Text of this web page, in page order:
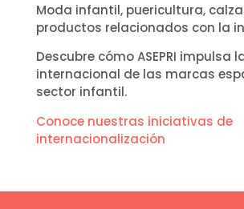
Moda infantil, puericultura,
productos relacionados con la
Descubre cómo ASEPRI impulsa
internacional de las marcas
sector infantil.
Conoce nuestras iniciativas de
internacionalización